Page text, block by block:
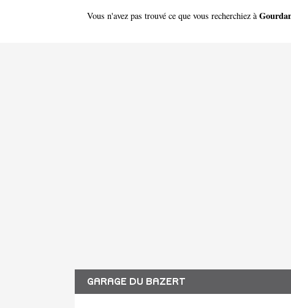
Vous n'avez pas trouvé ce que vous recherchiez à
GARAGE DU BAZERT